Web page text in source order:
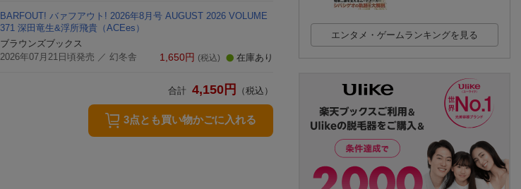
BARFOUT! バァフアウト! 2026年8月号 AUGUST 2026 VOLUME
371 深田竜生&浮所飛貴（ACEes）
ブラウンズブックス
2026年07月21日頃発売 ／ 幻冬舎 1,650円 (税込) 在庫あり
合計 4,150 円 （税込）
3点とも買い物かごに入れる
エンタメ・ゲームランキングを見る